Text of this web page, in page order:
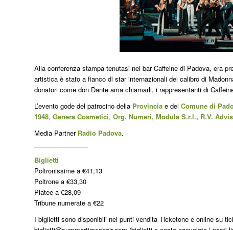
Alla conferenza stampa tenutasi nel bar Caffeine di Padova, era
artistica è stato a fianco di star internazionali del calibro di
donatori come don Dante ama chiamarli, i rappresentanti di
L’evento gode del patrocino della Provincia e del Comune di
1948, Genera Cosmetici, Org. Numeri, Modula S.r.l., R.V.
Media Partner Radio Padova.
Biglietti
Poltronissime a €41,13
Poltrone a €33,30
Platee a €28,09
Tribune numerate a €22
I biglietti sono disponibili nei punti vendita Ticketone e online su